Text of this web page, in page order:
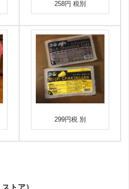
258円 税別
299円税 別
ストア）